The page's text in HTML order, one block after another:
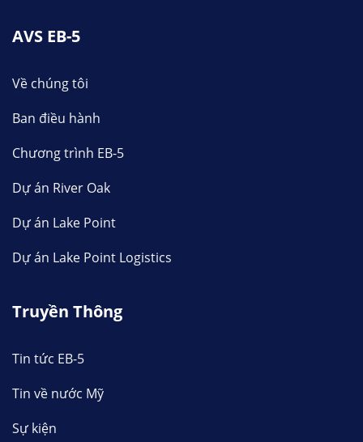
AVS EB-5
Về chúng tôi
Ban điều hành
Chương trình EB-5
Dự án River Oak
Dự án Lake Point
Dự án Lake Point Logistics
Truyền Thông
Tin tức EB-5
Tin về nước Mỹ
Sự kiện